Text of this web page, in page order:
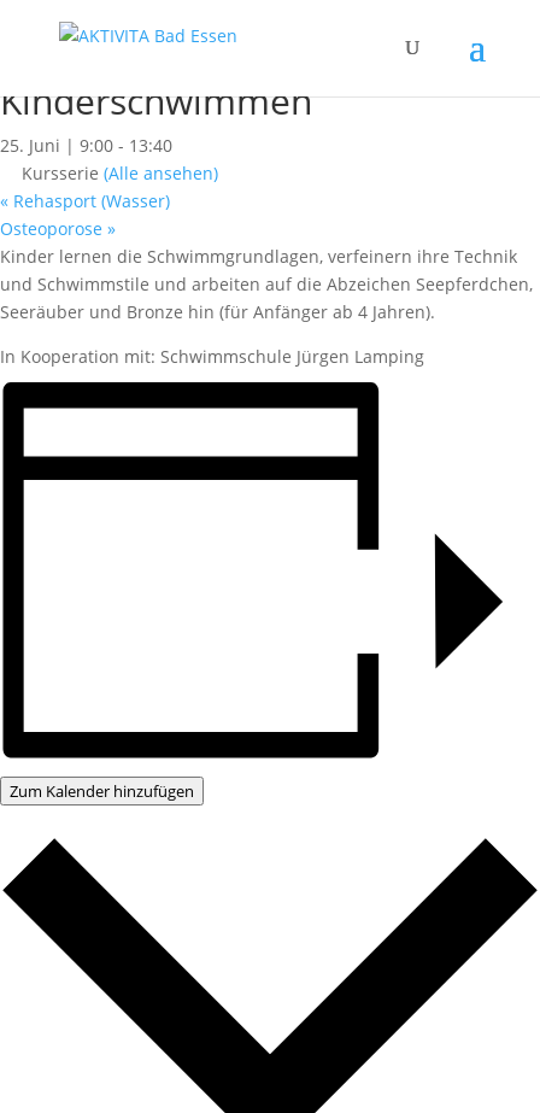
« Alle Kurse
Kinderschwimmen
25. Juni | 9:00 - 13:40
Kursserie (Alle ansehen)
« Rehasport (Wasser)
Osteoporose »
Kinder lernen die Schwimmgrundlagen, verfeinern ihre Technik
und Schwimmstile und arbeiten auf die Abzeichen Seepferdchen,
Seeräuber und Bronze hin (für Anfänger ab 4 Jahren).
In Kooperation mit: Schwimmschule Jürgen Lamping
Zum Kalender hinzufügen